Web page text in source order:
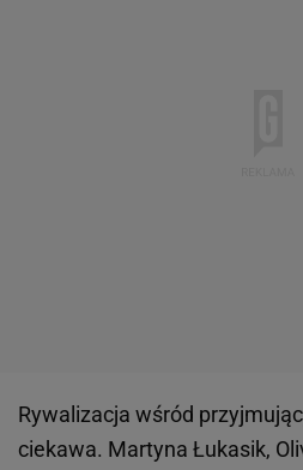
Rywalizacja wśród
ciekawa. Martyna Łukasik,